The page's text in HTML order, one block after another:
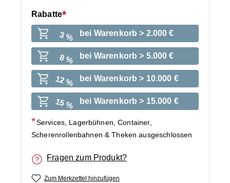
Rabatte
3 % bei Warenkorb > 2.000 €
8 % bei Warenkorb > 5.000 €
12 % bei Warenkorb > 10.000 €
15 % bei Warenkorb > 15.000 €
Services, Lagerbühnen, Container,
Scherenrollenbahnen & Theken ausgeschlossen
Fragen zum Produkt?
Zum Merkzettel hinzufügen